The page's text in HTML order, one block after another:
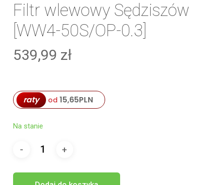
Filtr wlewowy Sędziszów
[WW4-50S/OP-0.3]
539,99 zł
raty od 15,65PLN
Na stanie